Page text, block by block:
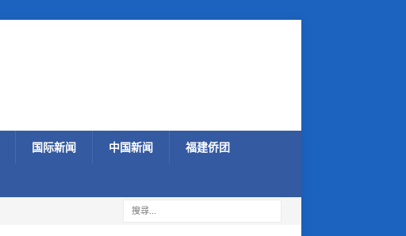
国际新闻 中国新闻 福建侨团